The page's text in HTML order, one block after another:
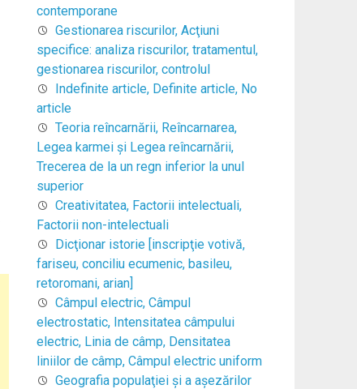
contemporane
Gestionarea riscurilor, Acţiuni
specifice: analiza riscurilor, tratamentul,
gestionarea riscurilor, controlul
Indefinite article, Definite article, No
article
Teoria reîncarnării, Reîncarnarea,
Legea karmei şi Legea reîncarnării,
Trecerea de la un regn inferior la unul
superior
Creativitatea, Factorii intelectuali,
Factorii non-intelectuali
Dicţionar istorie [inscripţie votivă,
fariseu, conciliu ecumenic, basileu,
retoromani, arian]
Câmpul electric, Câmpul
electrostatic, Intensitatea câmpului
electric, Linia de câmp, Densitatea
liniilor de câmp, Câmpul electric uniform
Geografia populaţiei şi a aşezărilor